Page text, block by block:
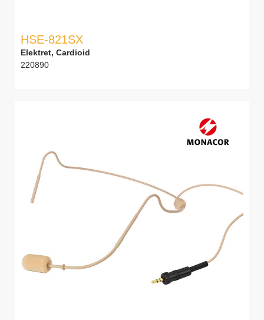
HSE-821SX
Elektret, Cardioid
220890